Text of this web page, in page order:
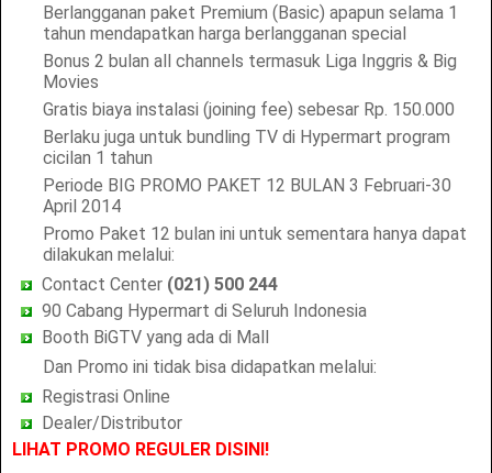
Berlangganan paket Premium (Basic) apapun selama 1
tahun mendapatkan harga berlangganan special
Bonus 2 bulan all channels termasuk Liga Inggris & Big
Movies
Gratis biaya instalasi (joining fee) sebesar Rp. 150.000
Berlaku juga untuk bundling TV di Hypermart program
cicilan 1 tahun
Periode BIG PROMO PAKET 12 BULAN 3 Februari-30
April 2014
Promo Paket 12 bulan ini untuk sementara hanya dapat
dilakukan melalui:
Contact Center (021) 500 244
90 Cabang Hypermart di Seluruh Indonesia
Booth BiGTV yang ada di Mall
Dan Promo ini tidak bisa didapatkan melalui:
Registrasi Online
Dealer/Distributor
LIHAT PROMO REGULER DISINI!